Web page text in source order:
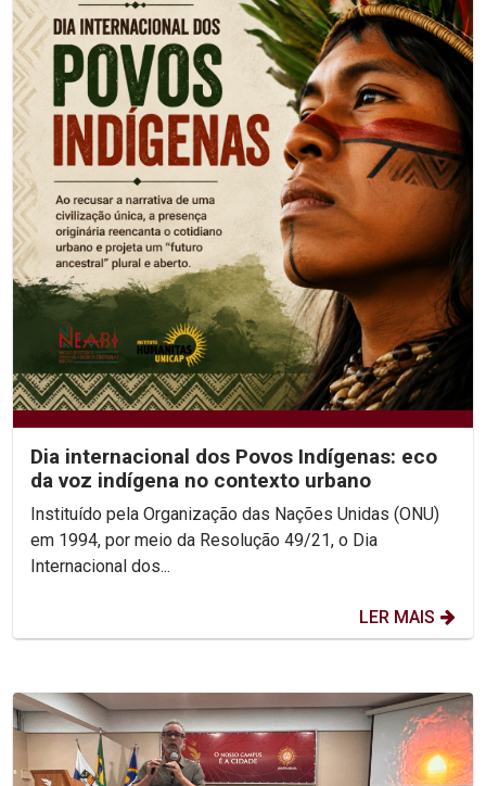
Dia internacional dos Povos Indígenas: eco
da voz indígena no contexto urbano
Instituído pela Organização das Nações Unidas (ONU)
em 1994, por meio da Resolução 49/21, o Dia
Internacional dos...
LER MAIS